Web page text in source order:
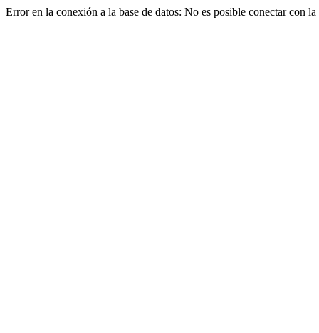
Error en la conexión a la base de datos: No es posible conectar con